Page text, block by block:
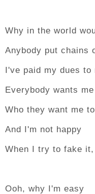
Why in the world
Anybody put chains
I've paid my dues to
Everybody wants
Who they want me
And I'm not happy
When I try to fake it,
Ooh, why I'm easy